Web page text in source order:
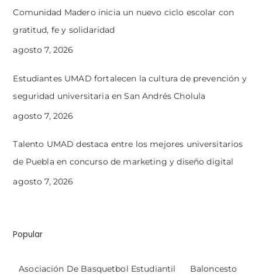
Comunidad Madero inicia un nuevo ciclo escolar con
gratitud, fe y solidaridad
agosto 7, 2026
Estudiantes UMAD fortalecen la cultura de prevención y
seguridad universitaria en San Andrés Cholula
agosto 7, 2026
Talento UMAD destaca entre los mejores universitarios
de Puebla en concurso de marketing y diseño digital
agosto 7, 2026
Popular
Asociación De Basquetbol Estudiantil Baloncesto